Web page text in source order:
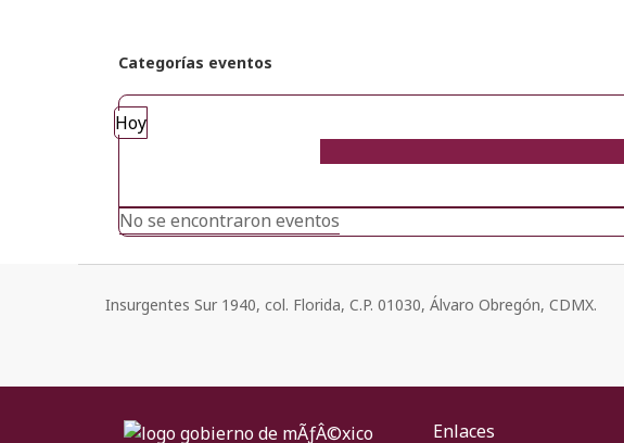
Categorías eventos
Hoy
No se encontraron eventos
Insurgentes Sur 1940, col. Florida, C.P. 01030, Álvaro Obregón, CDMX.
Enlaces